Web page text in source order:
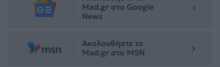
Mad.gr στο Google
News
Ακολουθήστε το
Mad.gr στο MSN